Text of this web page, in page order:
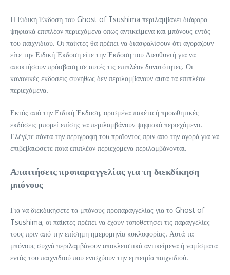
Η Ειδική Έκδοση του Ghost of Tsushima περιλαμβάνει διάφορα
ψηφιακά επιπλέον περιεχόμενα όπως αντικείμενα και μπόνους εντός
του παιχνιδιού. Οι παίκτες θα πρέπει να διασφαλίσουν ότι αγοράζουν
είτε την Ειδική Έκδοση είτε την Έκδοση του Διευθυντή για να
αποκτήσουν πρόσβαση σε αυτές τις επιπλέον δυνατότητες. Οι
κανονικές εκδόσεις συνήθως δεν περιλαμβάνουν αυτά τα επιπλέον
περιεχόμενα.
Εκτός από την Ειδική Έκδοση, ορισμένα πακέτα ή προωθητικές
εκδόσεις μπορεί επίσης να περιλαμβάνουν ψηφιακό περιεχόμενο.
Ελέγξτε πάντα την περιγραφή του προϊόντος πριν από την αγορά για να
επιβεβαιώσετε ποια επιπλέον περιεχόμενα περιλαμβάνονται.
Απαιτήσεις προπαραγγελίας για τη διεκδίκηση
μπόνους
Για να διεκδικήσετε τα μπόνους προπαραγγελίας για το Ghost of
Tsushima, οι παίκτες πρέπει να έχουν τοποθετήσει τις παραγγελίες
τους πριν από την επίσημη ημερομηνία κυκλοφορίας. Αυτά τα
μπόνους συχνά περιλαμβάνουν αποκλειστικά αντικείμενα ή νομίσματα
εντός του παιχνιδιού που ενισχύουν την εμπειρία παιχνιδιού.